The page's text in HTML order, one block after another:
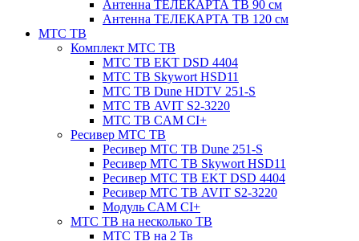
Антенна ТЕЛЕКАРТА ТВ 90 см
Антенна ТЕЛЕКАРТА ТВ 120 см
МТС ТВ
Комплект МТС ТВ
МТС ТВ EKT DSD 4404
МТС ТВ Skywort HSD11
МТС ТВ Dune HDTV 251-S
МТС ТВ AVIT S2-3220
МТС ТВ CAM CI+
Ресивер МТС ТВ
Ресивер МТС ТВ Dune 251-S
Ресивер МТС ТВ Skywort HSD11
Ресивер МТС ТВ EKT DSD 4404
Ресивер МТС ТВ AVIT S2-3220
Модуль CAM CI+
МТС ТВ на несколько ТВ
МТС ТВ на 2 Тв